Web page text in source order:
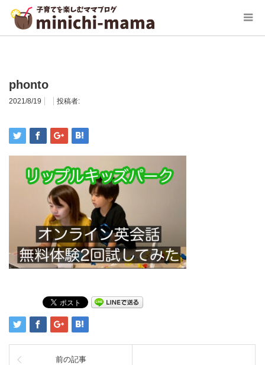
ホーム phonto
phonto
2021/8/19 投稿者:
前の記事